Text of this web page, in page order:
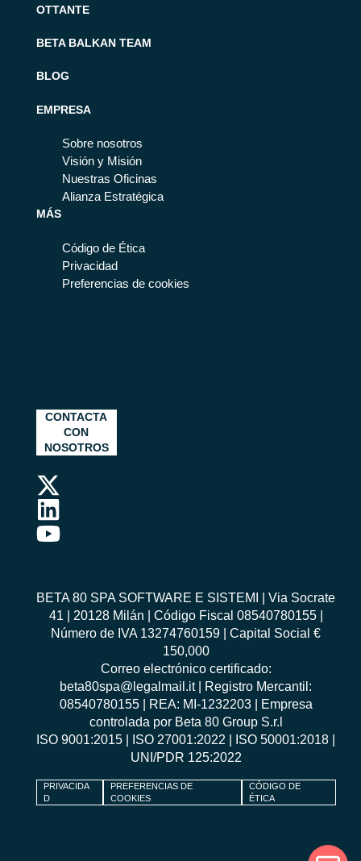
OTTANTE
BETA BALKAN TEAM
BLOG
EMPRESA
Sobre nosotros
Visión y Misión
Nuestras Oficinas
Alianza Estratégica
MÁS
Código de Ética
Privacidad
Preferencias de cookies
CONTACTA
CON
NOSOTROS
BETA 80 SPA SOFTWARE E SISTEMI | Via Socrate
41 | 20128 Milán | Código Fiscal 08540780155 |
Número de IVA 13274760159 | Capital Social €
150,000
Correo electrónico certificado:
beta80spa@legalmail.it | Registro Mercantil:
08540780155 | REA: MI-1232203 | Empresa
controlada por Beta 80 Group S.r.l
ISO 9001:2015
ISO 27001:2022 ISO 50001:2018
UNI/PDR 125:2022
PRIVACIDA
D
PREFERENCIAS DE
COOKIES
CÓDIGO DE
ÉTICA